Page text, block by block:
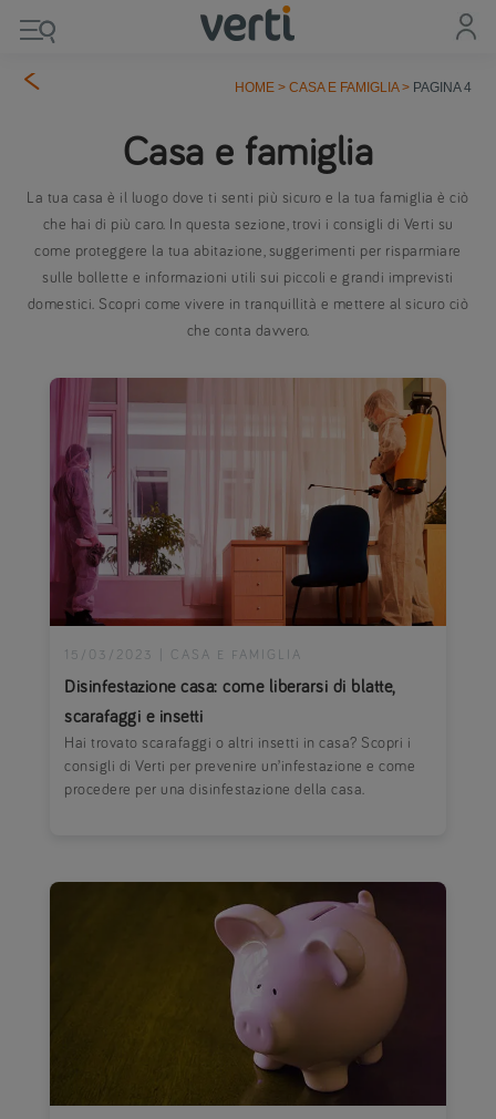
HOME> CASA E FAMIGLIA> PAGINA 4
Casa e famiglia
La tua casa è il luogo dove ti senti più sicuro e la tua famiglia è ciò
che hai di più caro. In questa sezione, trovi i consigli di Verti su
come proteggere la tua abitazione, suggerimenti per risparmiare
sulle bollette e informazioni utili sui piccoli e grandi imprevisti
domestici. Scopri come vivere in tranquillità e mettere al sicuro ciò
che conta davvero.
Disinfestazione casa: come liberarsi di blatte,
scarafaggi e insetti
15/03/2023 CASA E FAMIGLIA
Hai trovato scarafaggi o altri insetti in casa? Scopri i
consigli di Verti per prevenire un’infestazione e come
procedere per una disinfestazione della casa.